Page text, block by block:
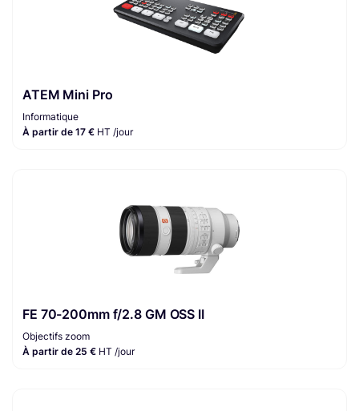
ATEM Mini Pro
Informatique
À partir de 17 € HT /jour
FE 70-200mm f/2.8 GM OSS II
Objectifs zoom
À partir de 25 € HT /jour